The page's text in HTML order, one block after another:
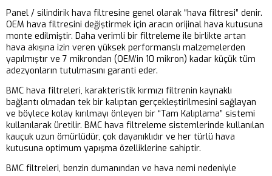
Panel / silindirik hava filtresine genel olarak “hava filtresi” denir.
OEM hava filtresini değiştirmek için aracın orijinal hava kutusuna
monte edilmiştir. Daha verimli bir filtreleme ile birlikte artan
hava akışına izin veren yüksek performanslı malzemelerden
yapılmıştır ve 7 mikrondan (OEM’in 10 mikron) kadar küçük tüm
adezyonların tutulmasını garanti eder.
BMC hava filtreleri, karakteristik kırmızı filtrenin kaynaklı
bağlantı olmadan tek bir kalıptan gerçekleştirilmesini sağlayan
ve böylece kolay kırılmayı önleyen bir “Tam Kalıplama” sistemi
kullanılarak üretilir. BMC hava filtreleme sistemlerinde kullanılan
kauçuk uzun ömürlüdür, çok dayanıklıdır ve her türlü hava
kutusuna optimum yapışma özelliklerine sahiptir.
BMC filtreleri, benzin dumanından ve hava nemi nedeniyle